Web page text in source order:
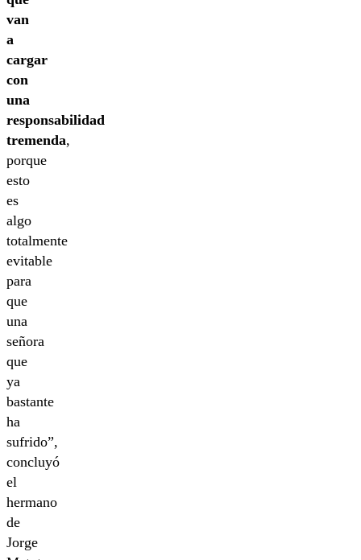
van
a
cargar
con
una
responsabilidad
tremenda,
porque
esto
es
algo
totalmente
evitable
para
que
una
señora
que
ya
bastante
ha
sufrido”,
concluyó
el
hermano
de
Jorge